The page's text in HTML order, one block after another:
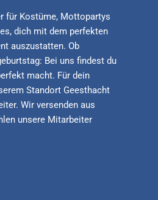
für Kostüme, Mottopartys
dich mit dem perfekten
auszustatten. Ob
Bei uns findest du
macht. Für dein
Standort Geesthacht
Wir versenden aus
unsere Mitarbeiter